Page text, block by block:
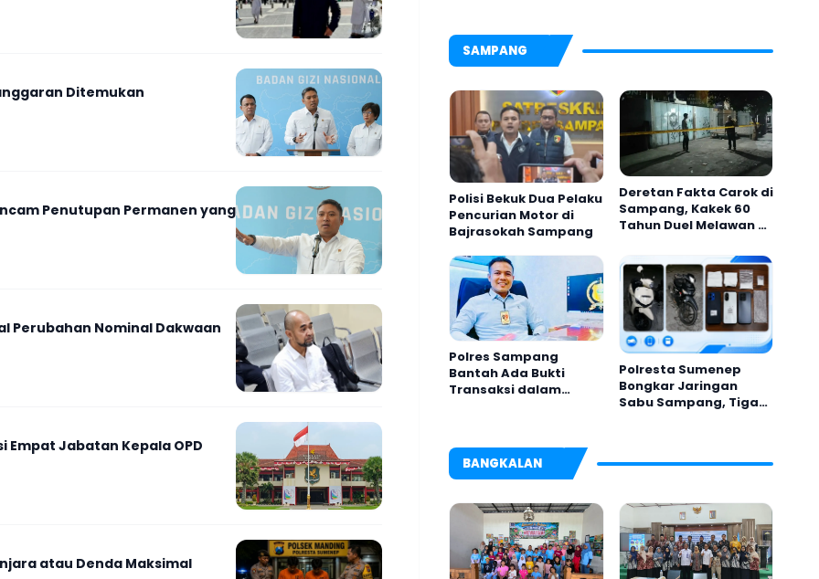
Ditemukan
Penutupan Permanen yang
Perubahan Nominal Dakwaan
Empat Jabatan Kepala OPD
atau Denda Maksimal
Organisasi
SAMPANG
Polisi Bekuk Dua Pelaku
Pencurian Motor di
Bajrasokah Sampang
Deretan Fakta Carok di
Sampang, Kakek 60
Tahun Duel Melawan 2
Polres Sampang
Bantah Ada Bukti
Transaksi dalam
Polresta Sumenep
Bongkar Jaringan
Sabu Sampang, Tiga
BANGKALAN